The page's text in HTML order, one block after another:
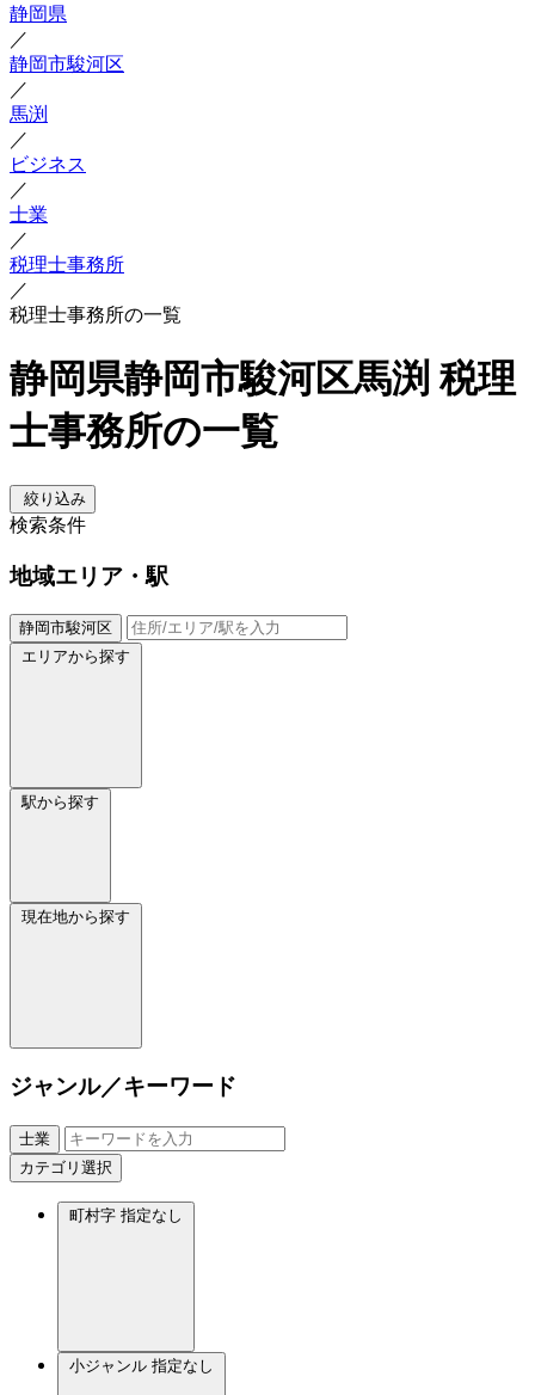
静岡県
／
静岡市駿河区
／
馬渕
／
ビジネス
／
士業
／
税理士事務所
／
税理士事務所の一覧
静岡県静岡市駿河区馬渕 税理
士事務所の一覧
絞り込み
検索条件
地域エリア・駅
静岡市駿河区
エリアから探す
駅から探す
現在地から探す
ジャンル／キーワード
士業
カテゴリ選択
町村字 指定なし
小ジャンル 指定なし